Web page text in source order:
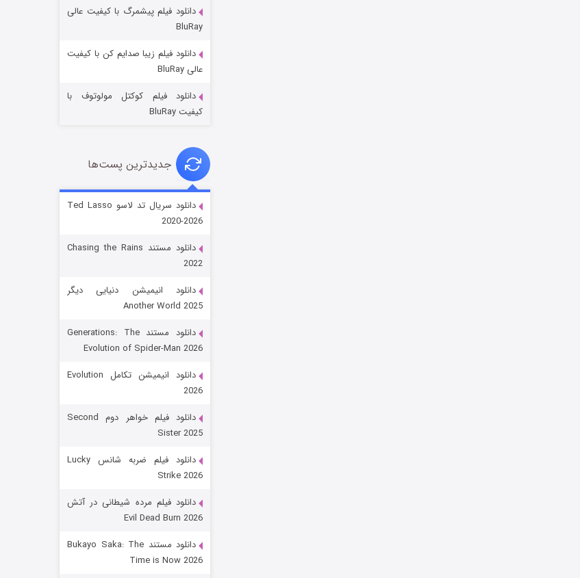
جادوگری در مغولستان
قسمت
رویایی برای تو
قسمت
دانلود فیلم پیشمرگ با کیفیت عالی
BluRay
دانلود فیلم زیبا صدایم کن با کیفیت
عالی BluRay
دانلود فیلم کوکتل مولوتوف با
کیفیت BluRay
جدیدترین پست‌ها
دانلود سریال تد لاسو Ted Lasso
2020-2026
دانلود مستند Chasing the Rains
2022
دانلود انیمیشن دنیایی دیگر
Another World 2025
دانلود مستند Generations: The
Evolution of Spider-Man 2026
دانلود انیمیشن تکامل Evolution
2026
دانلود فیلم خواهر دوم Second
Sister 2025
دانلود فیلم ضربه شانس Lucky
Strike 2026
دانلود فیلم مرده شیطانی در آتش
Evil Dead Burn 2026
دانلود مستند Bukayo Saka: The
Time is Now 2026